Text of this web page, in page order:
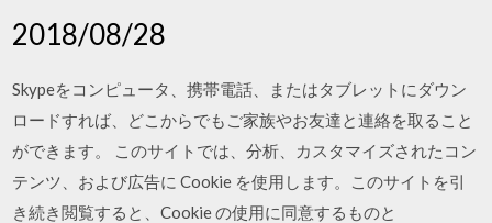
2018/08/28
Skypeをコンピュータ、携帯電話、またはタブレットにダウン
ロードすれば、どこからでもご家族やお友達と連絡を取ること
ができます。 このサイトでは、分析、カスタマイズされたコン
テンツ、および広告に Cookie を使用します。このサイトを引
き続き閲覧すると、Cookie の使用に同意するものと